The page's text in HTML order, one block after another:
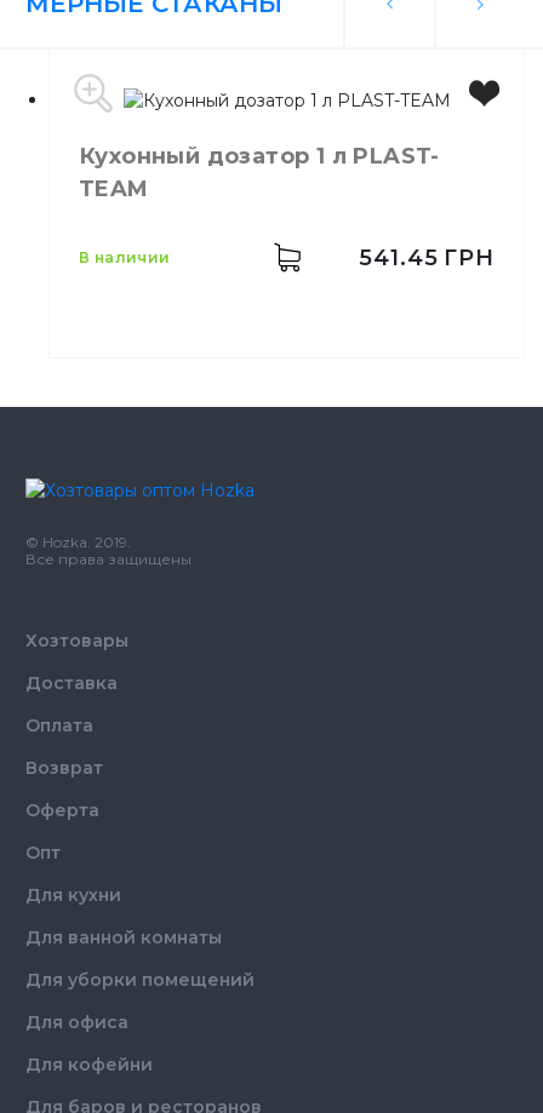
Кухонный дозатор 1 л PLAST-
TEAM
Емкость
Материал
в наличии 541.45 ГРН
© Hozka. 2019.
Все права защищены
Хозтовары
Доставка
Оплата
Возврат
Оферта
Опт
Для кухни
Для ванной комнаты
Для уборки помещений
Для офиса
Для кофейни
Для баров и ресторанов